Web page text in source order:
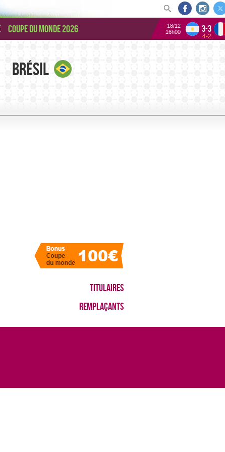
Coupe du monde 2026
18/12
16h00
3-3
4-2
Brésil
Titulaires
Remplaçants